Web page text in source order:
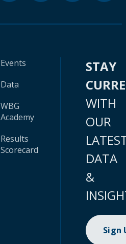
Events
Data
WBG
Academy
Results
Scorecard
STAY
WITH
OUR
DATA
&
Sign